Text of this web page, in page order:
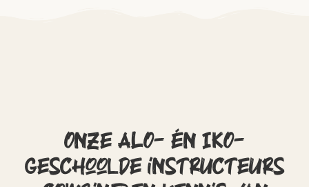
Onze ALO- én IKO-
geschoolde instructeurs